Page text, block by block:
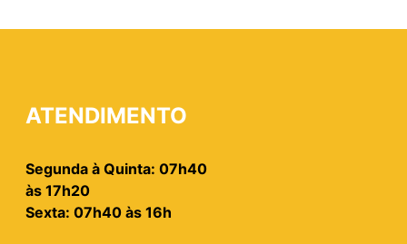
ATENDIMENTO
Segunda à Quinta: 07h40
às 17h20
Sexta: 07h40 às 16h